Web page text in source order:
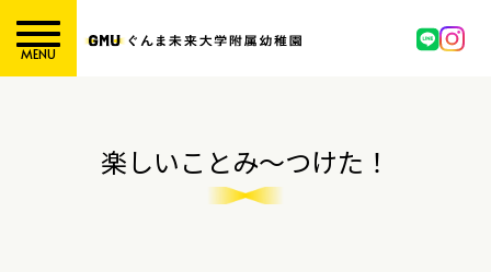
MENU
楽しいことみ～つけた！